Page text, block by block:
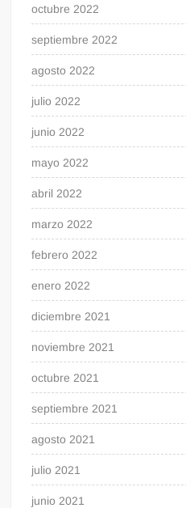
octubre 2022
septiembre 2022
agosto 2022
julio 2022
junio 2022
mayo 2022
abril 2022
marzo 2022
febrero 2022
enero 2022
diciembre 2021
noviembre 2021
octubre 2021
septiembre 2021
agosto 2021
julio 2021
junio 2021